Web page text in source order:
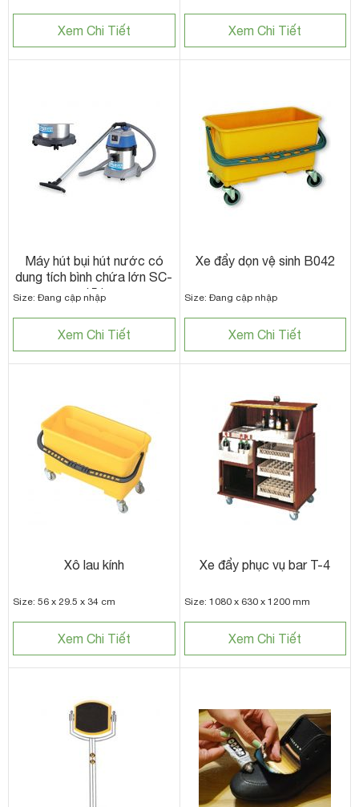
Xem Chi Tiết Xem Chi Tiết
Máy hút bụi hút nước có
dung tích bình chứa lớn SC-
151
Size: Đang cập nhập
Xem Chi Tiết
Xe đẩy dọn vệ sinh B042
Size: Đang cập nhập
Xem Chi Tiết
Xô lau kính
Size: 56 x 29.5 x 34 cm
Xem Chi Tiết
Xe đẩy phục vụ bar T-4
Size: 1080 x 630 x 1200 mm
Xem Chi Tiết